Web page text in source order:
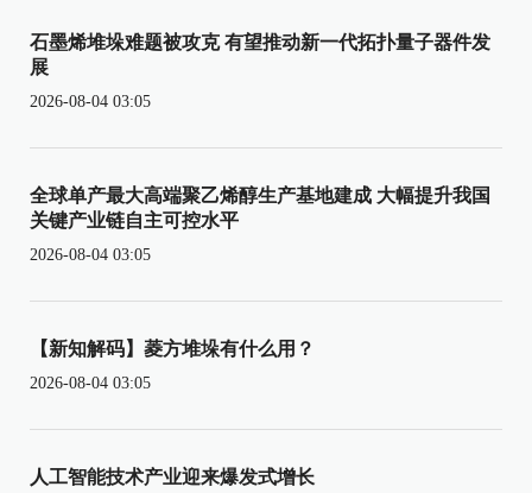
石墨烯堆垛难题被攻克 有望推动新一代拓扑量子器件发
展
2026-08-04 03:05
全球单产最大高端聚乙烯醇生产基地建成 大幅提升我国
关键产业链自主可控水平
2026-08-04 03:05
【新知解码】菱方堆垛有什么用？
2026-08-04 03:05
人工智能技术产业迎来爆发式增长